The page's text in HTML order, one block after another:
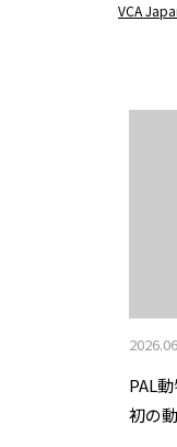
VCA
PAL
初の